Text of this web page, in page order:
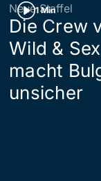
1 Min
Neue Staffel
Die Crew
Wild &
macht
unsicher